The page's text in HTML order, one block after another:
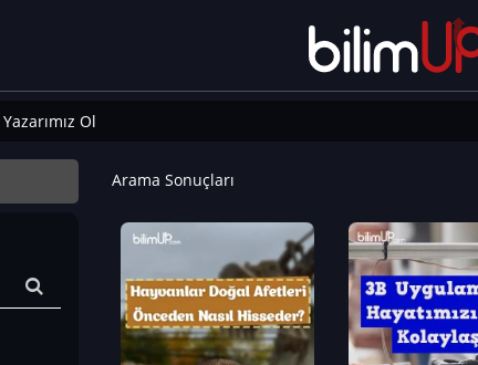
Yazarımız Ol
Arama Sonuçları